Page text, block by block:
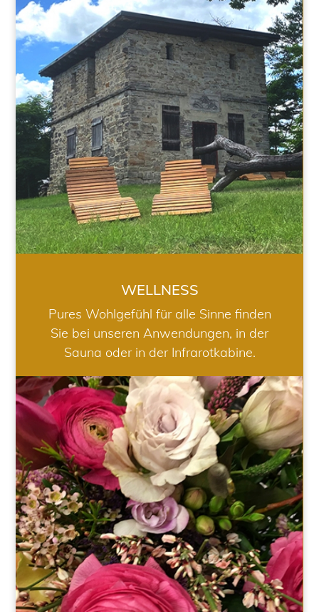
WELLNESS
WELLNESS
Pures Wohlgefühl für alle Sinne finden
Sie bei unseren Anwendungen, in der
Sauna oder in der Infrarotkabine.
HOCHZEIT